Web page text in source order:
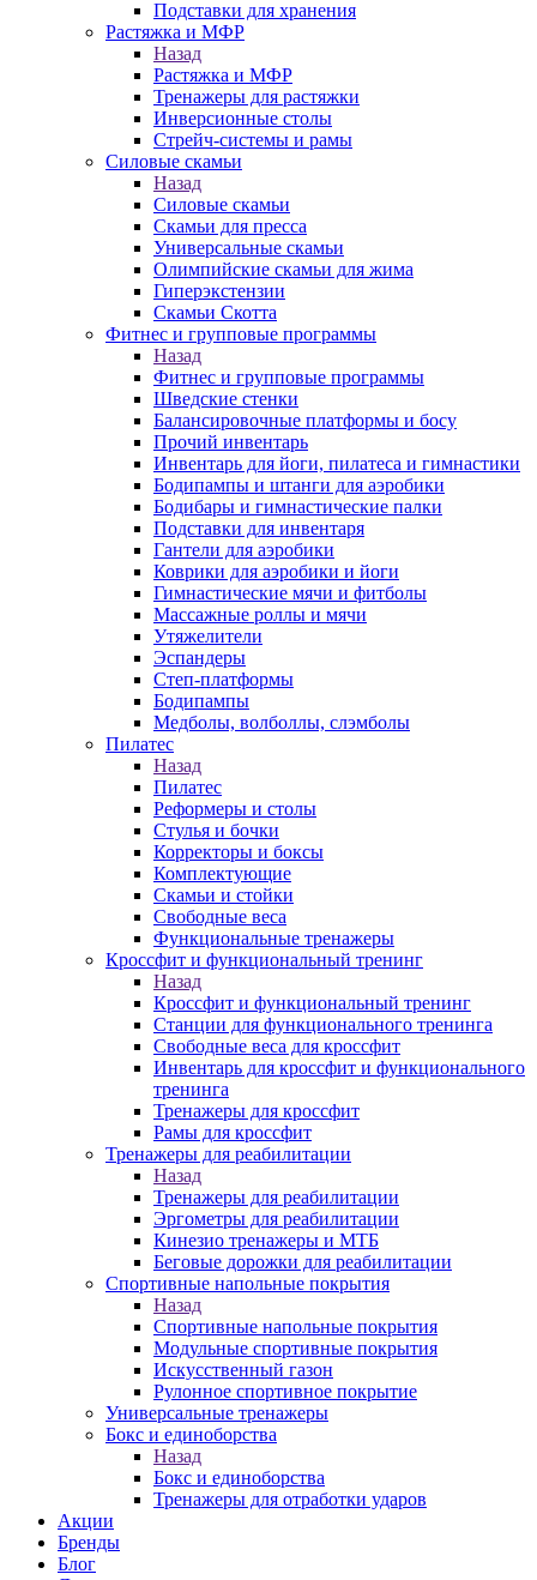
Подставки для хранения
Растяжка и МФР
Назад
Растяжка и МФР
Тренажеры для растяжки
Инверсионные столы
Стрейч-системы и рамы
Силовые скамьи
Назад
Силовые скамьи
Скамьи для пресса
Универсальные скамьи
Олимпийские скамьи для жима
Гиперэкстензии
Скамьи Скотта
Фитнес и групповые программы
Назад
Фитнес и групповые программы
Шведские стенки
Балансировочные платформы и босу
Прочий инвентарь
Инвентарь для йоги, пилатеса и гимнастики
Бодипампы и штанги для аэробики
Бодибары и гимнастические палки
Подставки для инвентаря
Гантели для аэробики
Коврики для аэробики и йоги
Гимнастические мячи и фитболы
Массажные роллы и мячи
Утяжелители
Эспандеры
Степ-платформы
Бодипампы
Медболы, волболлы, слэмболы
Пилатес
Назад
Пилатес
Реформеры и столы
Стулья и бочки
Корректоры и боксы
Комплектующие
Скамьи и стойки
Свободные веса
Функциональные тренажеры
Кроссфит и функциональный тренинг
Назад
Кроссфит и функциональный тренинг
Станции для функционального тренинга
Свободные веса для кроссфит
Инвентарь для кроссфит и функционального
тренинга
Тренажеры для кроссфит
Рамы для кроссфит
Тренажеры для реабилитации
Назад
Тренажеры для реабилитации
Эргометры для реабилитации
Кинезио тренажеры и МТБ
Беговые дорожки для реабилитации
Спортивные напольные покрытия
Назад
Спортивные напольные покрытия
Модульные спортивные покрытия
Искусственный газон
Рулонное спортивное покрытие
Универсальные тренажеры
Бокс и единоборства
Назад
Бокс и единоборства
Тренажеры для отработки ударов
Акции
Бренды
Блог